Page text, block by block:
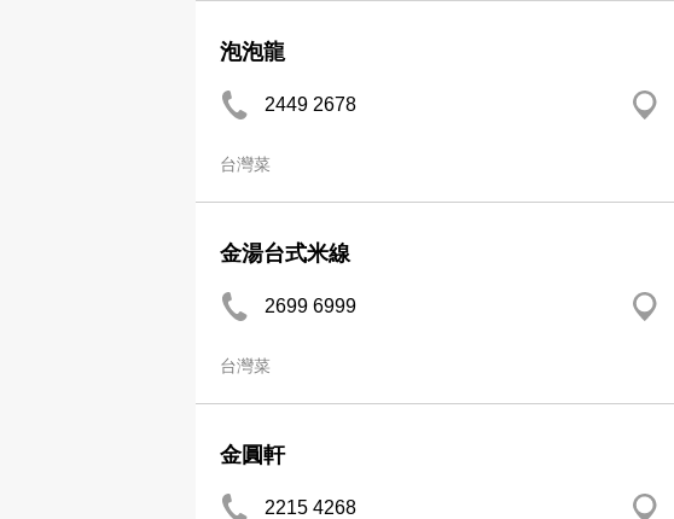
泡泡龍
2449 2678
台灣菜
金湯台式米線
2699 6999
台灣菜
金圓軒
2215 4268